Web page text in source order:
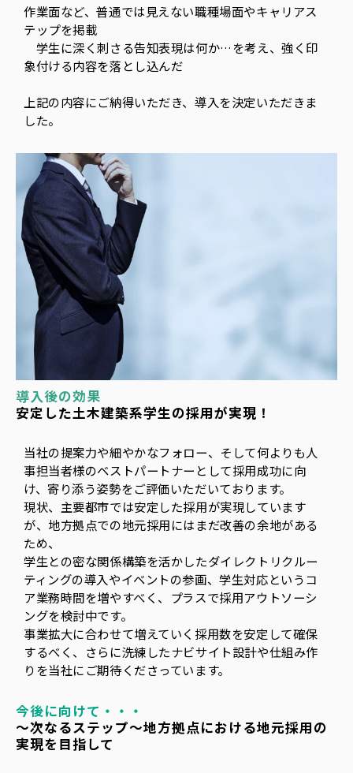
作業面など、普通では見えない職種場面やキャリアス
テップを掲載
学生に深く刺さる告知表現は何か…を考え、強く印
象付ける内容を落とし込んだ
上記の内容にご納得いただき、導入を決定いただきま
した。
導入後の効果
安定した土木建築系学生の採用が実現！
当社の提案力や細やかなフォロー、そして何よりも人
事担当者様のベストパートナーとして採用成功に向
け、寄り添う姿勢をご評価いただいております。
現状、主要都市では安定した採用が実現しています
が、地方拠点での地元採用にはまだ改善の余地がある
ため、
学生との密な関係構築を活かしたダイレクトリクルー
ティングの導入やイベントの参画、学生対応というコ
ア業務時間を増やすべく、プラスで採用アウトソーシ
ングを検討中です。
事業拡大に合わせて増えていく採用数を安定して確保
するべく、さらに洗練したナビサイト設計や仕組み作
りを当社にご期待くださっています。
今後に向けて・・・
～次なるステップ～地方拠点における地元採用の
実現を目指して